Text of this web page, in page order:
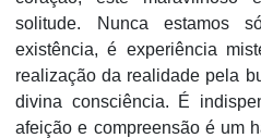
solitude. Nunca estamos
existência, é experiência
realização da realidade pela
divina consciência. É
afeição e compreensão é um